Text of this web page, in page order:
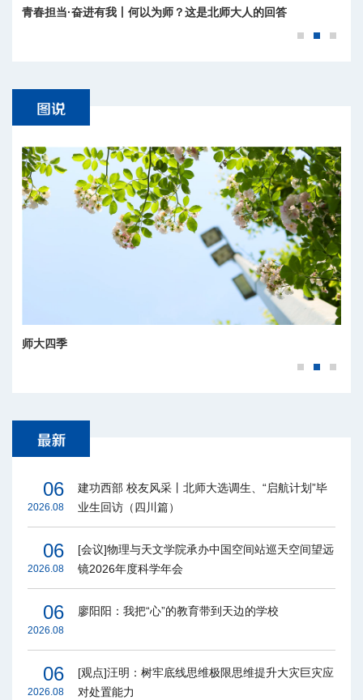
青春担当·奋进有我丨何以为师？这是北师大人的回答
师大四季
06
2026.08
建功西部 校友风采丨北师大选调生、“启航计划”毕
业生回访（四川篇）
06
2026.08
[会议]物理与天文学院承办中国空间站巡天空间望远
镜2026年度科学年会
06
2026.08
廖阳阳：我把“心”的教育带到天边的学校
06
2026.08
[观点]汪明：树牢底线思维极限思维提升大灾巨灾应
对处置能力